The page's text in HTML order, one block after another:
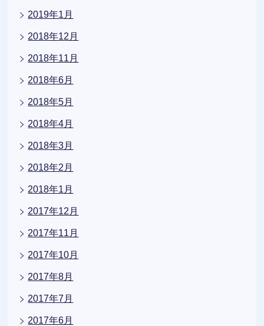
2019年1月
2018年12月
2018年11月
2018年6月
2018年5月
2018年4月
2018年3月
2018年2月
2018年1月
2017年12月
2017年11月
2017年10月
2017年8月
2017年7月
2017年6月